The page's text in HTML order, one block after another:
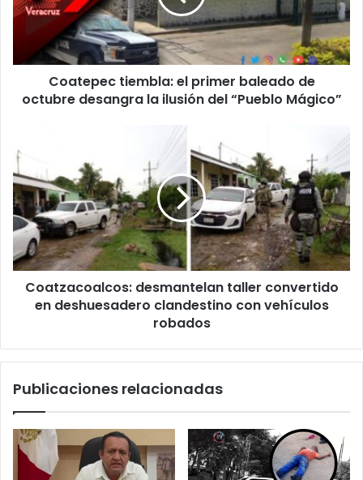
de
desangra
la
del
Coatepec tiembla: el primer baleado de
octubre desangra la ilusión del “Pueblo Mágico”
desmantelan
taller
convertido
en
deshuesadero
clandestino
con
vehículos
robados
Coatzacoalcos: desmantelan taller convertido
en deshuesadero clandestino con vehículos
robados
Publicaciones relacionadas